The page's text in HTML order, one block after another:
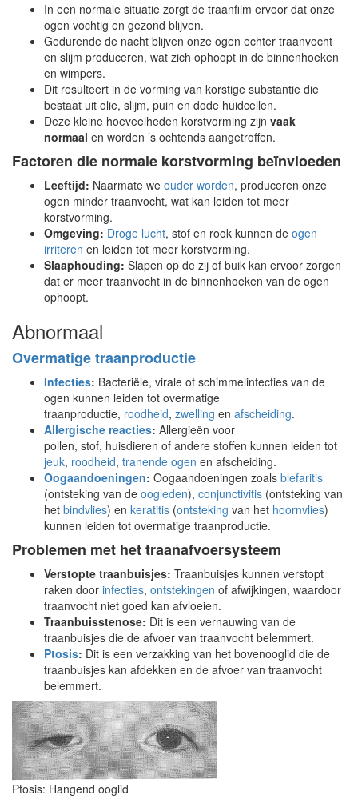
In een normale situatie zorgt de traanfilm ervoor dat onze
ogen vochtig en gezond blijven.
Gedurende de nacht blijven onze ogen echter traanvocht
en slijm produceren, wat zich ophoopt in de binnenhoeken
en wimpers.
Dit resulteert in de vorming van korstige substantie die
bestaat uit olie, slijm, puin en dode huidcellen.
Deze kleine hoeveelheden korstvorming zijn vaak
normaal en worden ’s ochtends aangetroffen.
Factoren die normale korstvorming beïnvloeden
Leeftijd: Naarmate we ouder worden, produceren onze
ogen minder traanvocht, wat kan leiden tot meer
korstvorming.
Omgeving: Droge lucht, stof en rook kunnen de ogen
irriteren en leiden tot meer korstvorming.
Slaaphouding: Slapen op de zij of buik kan ervoor zorgen
dat er meer traanvocht in de binnenhoeken van de ogen
ophoopt.
Abnormaal
Overmatige traanproductie
Infecties: Bacteriële, virale of schimmelinfecties van de
ogen kunnen leiden tot overmatige
traanproductie, roodheid, zwelling en afscheiding.
Allergische reacties: Allergieën voor
pollen, stof, huisdieren of andere stoffen kunnen leiden tot
jeuk, roodheid, tranende ogen en afscheiding.
Oogaandoeningen: Oogaandoeningen zoals blefaritis
(ontsteking van de oogleden), conjunctivitis (ontsteking van
het bindvlies) en keratitis (ontsteking van het hoornvlies)
kunnen leiden tot overmatige traanproductie.
Problemen met het traanafvoersysteem
Verstopte traanbuisjes: Traanbuisjes kunnen verstopt
raken door infecties, ontstekingen of afwijkingen, waardoor
traanvocht niet goed kan afvloeien.
Traanbuisstenose: Dit is een vernauwing van de
traanbuisjes die de afvoer van traanvocht belemmert.
Ptosis: Dit is een verzakking van het bovenooglid die de
traanbuisjes kan afdekken en de afvoer van traanvocht
belemmert.
Ptosis: Hangend ooglid